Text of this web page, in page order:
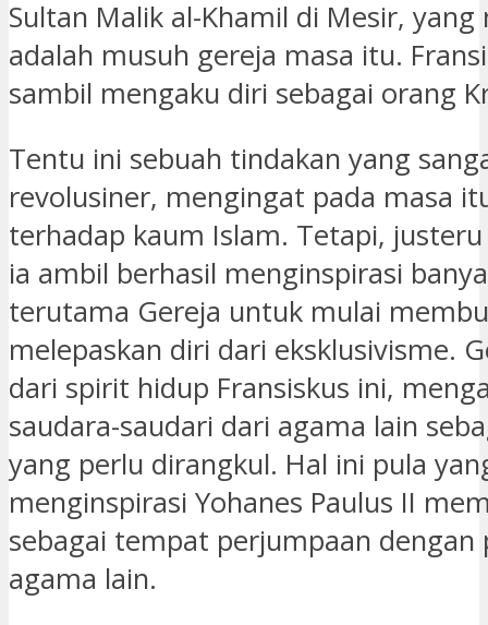
Sultan Malik al-Khamil di Mesir, yang
adalah musuh gereja masa itu.
sambil mengaku diri sebagai orang
Tentu ini sebuah tindakan yang
revolusiner, mengingat pada masa
terhadap kaum Islam. Tetapi,
ia ambil berhasil menginspirasi
terutama Gereja untuk mulai
melepaskan diri dari eksklusivisme.
dari spirit hidup Fransiskus ini,
saudara-saudari dari agama lain
yang perlu dirangkul. Hal ini pula
menginspirasi Yohanes Paulus II
sebagai tempat perjumpaan dengan
agama lain.